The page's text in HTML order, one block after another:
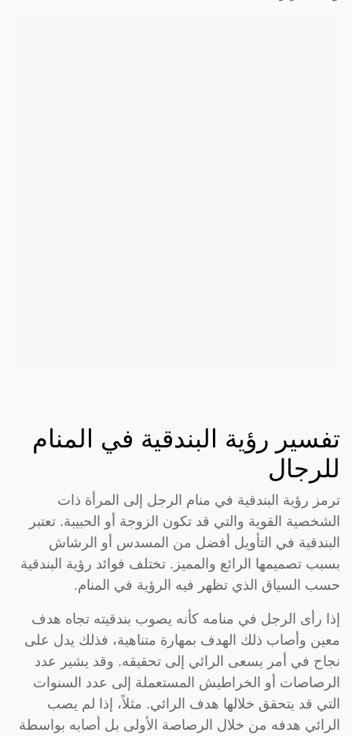
تفسير رؤية البندقية في المنام
للرجال
ترمز رؤية البندقية في منام الرجل إلى المرأة ذات
الشخصية القوية والتي قد تكون الزوجة أو الحبيبة. تعتبر
البندقية في التأويل أفضل من المسدس أو الرشاش
بسبب تصميمها الرائع والمميز. تختلف فوائد رؤية البندقية
حسب السياق الذي تظهر فيه الرؤية في المنام.
إذا رأى الرجل في منامه كأنه يصوب بندقيته تجاه هدف
معين وأصاب ذلك الهدف بمهارة متناهية، فذلك يدل على
نجاح في أمر يسعى الرائي إلى تحقيقه. وقد يشير عدد
الرصاصات أو الخراطيش المستعملة إلى عدد السنوات
التي قد يتحقق خلالها هدف الرائي. مثلاً، إذا لم يصب
الرائي هدفه من خلال الرصاصة الأولى بل أصابه بواسطة